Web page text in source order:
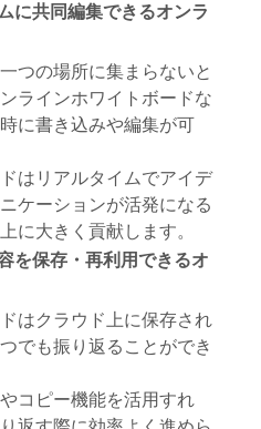
に共同編集できるオンラ
つの場所に集まらないと
ラインホワイトボードな
に書き込みや編集が可
はリアルタイムでアイデ
ケーションが活発になる
に大きく貢献します。
を保存・再利用できるオ
はクラウド上に保存され
でも振り返ることができ
コピー機能を活用すれ